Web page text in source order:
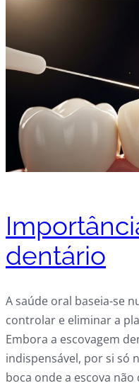
dentário
A saúde oral baseia-se
controlar e eliminar a
Embora a escovagem
indispensável, por si só
boca onde a escova